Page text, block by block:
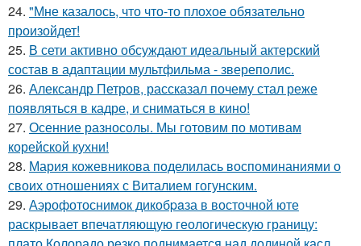
24. "Мне казалось, что что-то плохое обязательно
произойдет!
25. В сети активно обсуждают идеальный актерский
состав в адаптации мультфильма - звереполис.
26. Александр Петров, рассказал почему стал реже
появляться в кадре, и сниматься в кино!
27. Осенние разносолы. Мы готовим по мотивам
корейской кухни!
28. Мария кожевникова поделилась воспоминаниями о
своих отношениях с Виталием гогунским.
29. Аэрофотоснимок дикобpaза в восточной юте
раскрывает впечатляющую геологическую границу: